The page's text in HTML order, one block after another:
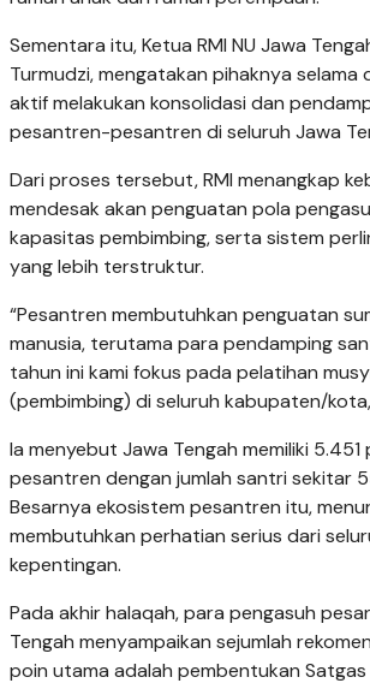
Sementara itu, Ketua RMI NU Jawa
Turmudzi, mengatakan pihaknya
aktif melakukan konsolidasi dan
pesantren-pesantren di seluruh Jawa
Dari proses tersebut, RMI menangkap
mendesak akan penguatan pola
kapasitas pembimbing, serta sistem
yang lebih terstruktur.
“Pesantren membutuhkan penguatan
manusia, terutama para pendamping
tahun ini kami fokus pada pelatihan
(pembimbing) di seluruh kabupaten/
Ia menyebut Jawa Tengah memiliki 5.451
pesantren dengan jumlah santri sekitar
Besarnya ekosistem pesantren itu,
membutuhkan perhatian serius dari
kepentingan.
Pada akhir halaqah, para pengasuh
Tengah menyampaikan sejumlah
poin utama adalah pembentukan Satgas